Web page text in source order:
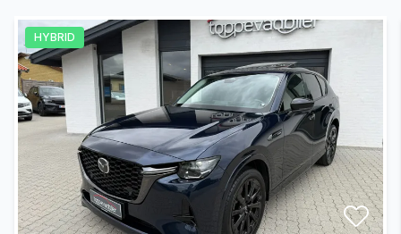
Apple CarPlay
Auto nedblændelig bakspejl
Auto. start/stop
Automatgear
HYBRID